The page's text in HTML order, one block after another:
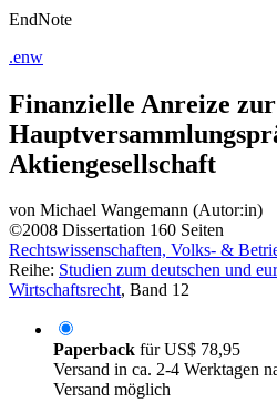
EndNote
.enw
Finanzielle Anreize
Aktiengesellschaft
von Michael Wangemann (Autor:in)
©2008 Dissertation 160 Seiten
Rechtswissenschaften, Volks- &
Reihe: Studien zum deutschen und
Wirtschaftsrecht, Band 12
Paperback fürUS$ 78,95
Versand in ca. 2-4 Werktagen
Versand möglich